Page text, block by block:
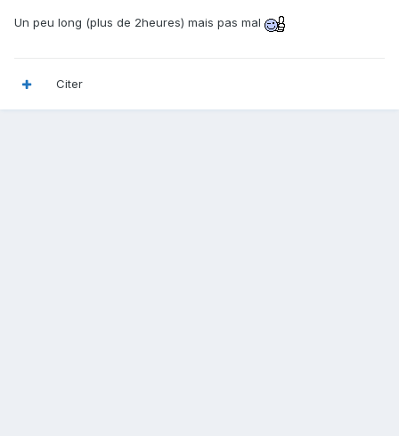
Un peu long (plus de 2heures) mais pas mal
Citer